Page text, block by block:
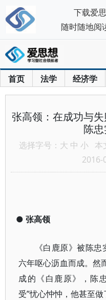
首页 法学 经济学
张高领：在成功与
陈
选择字号： 大 中 小 本
2016-
● 张高领
《白鹿原》被陈
六年呕心沥血而成。然
成的《白鹿原》，陈
受”忧心忡忡，他甚至
下载爱
随时随地阅